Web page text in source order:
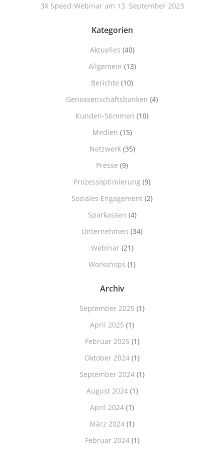
3X Speed-Webinar am 13. September 2023
Kategorien
Aktuelles (40)
Allgemein (13)
Berichte (10)
Genossenschaftsbanken (4)
Kunden-Stimmen (10)
Medien (15)
Netzwerk(35)
Presse (9)
Prozessoptimierung (9)
Soziales Engagement (2)
Sparkassen (4)
Unternehmen (34)
Webinar(21)
Workshops (1)
Archiv
September 2025 (1)
April 2025 (1)
Februar 2025 (1)
Oktober 2024 (1)
September 2024 (1)
August 2024(1)
April 2024 (1)
März 2024 (1)
Februar 2024(1)